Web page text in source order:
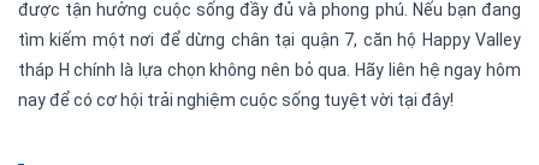
được tận hưởng cuộc sống đầy đủ và phong phú. Nếu bạn đang
tìm kiếm một nơi để dừng chân tại quận 7, căn hộ Happy Valley
tháp H chính là lựa chọn không nên bỏ qua. Hãy liên hệ ngay hôm
nay để có cơ hội trải nghiệm cuộc sống tuyệt vời tại đây!